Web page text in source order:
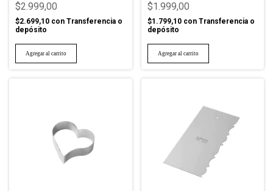
$2.999,00
$2.699,10 con Transferencia o
depósito
$1.999,00
$1.799,10 con Transferencia o
depósito